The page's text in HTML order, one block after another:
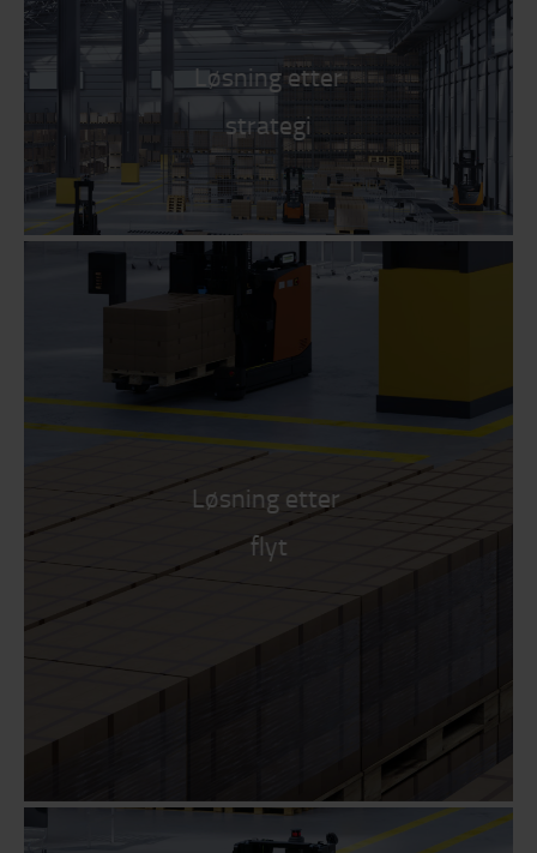
Løsning etter
strategi
Løsning etter
flyt